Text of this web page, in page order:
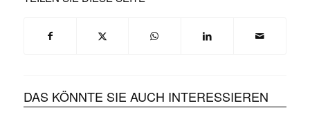
DAS KÖNNTE SIE AUCH INTERESSIEREN